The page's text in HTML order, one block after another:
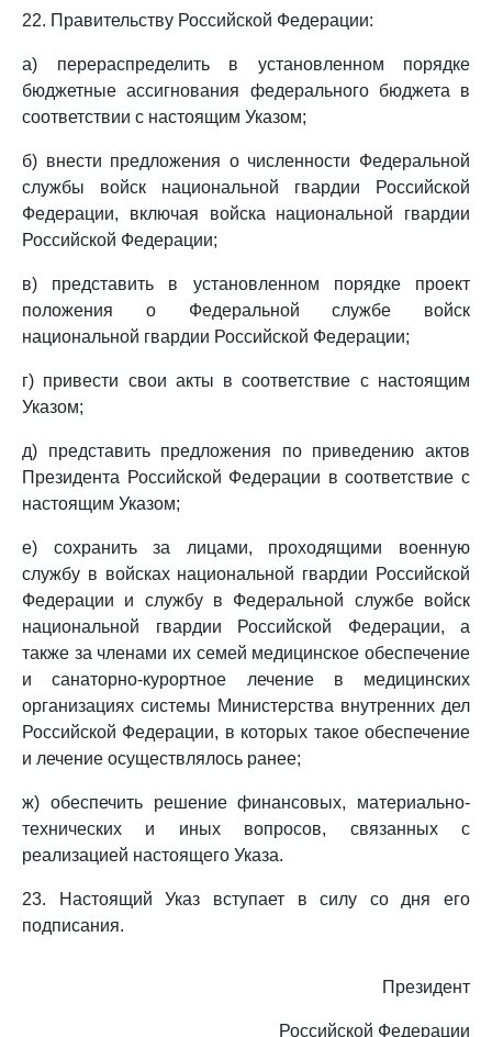
22. Правительству Российской Федерации:
а) перераспределить в установленном порядке
бюджетные ассигнования федерального бюджета в
соответствии с настоящим Указом;
б) внести предложения о численности Федеральной
службы войск национальной гвардии Российской
Федерации, включая войска национальной гвардии
Российской Федерации;
в) представить в установленном порядке проект
положения о Федеральной службе войск
национальной гвардии Российской Федерации;
г) привести свои акты в соответствие с настоящим
Указом;
д) представить предложения по приведению актов
Президента Российской Федерации в соответствие с
настоящим Указом;
е) сохранить за лицами, проходящими военную
службу в войсках национальной гвардии Российской
Федерации и службу в Федеральной службе войск
национальной гвардии Российской Федерации, а
также за членами их семей медицинское обеспечение
и санаторно-курортное лечение в медицинских
организациях системы Министерства внутренних дел
Российской Федерации, в которых такое обеспечение
и лечение осуществлялось ранее;
ж) обеспечить решение финансовых, материально-
технических и иных вопросов, связанных с
реализацией настоящего Указа.
23. Настоящий Указ вступает в силу со дня его
подписания.
Президент
Российской Федерации